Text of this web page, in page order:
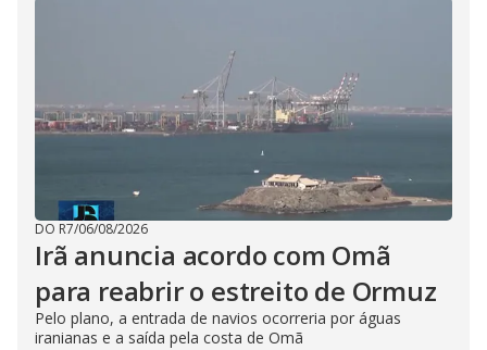
DO R7/06/08/2026
Irã anuncia acordo com Omã
para reabrir o estreito de Ormuz
Pelo plano, a entrada de navios ocorreria por águas
iranianas e a saída pela costa de Omã